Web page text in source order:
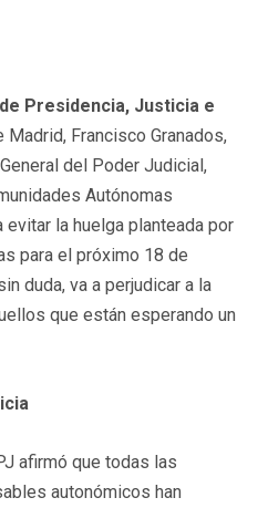
Presidencia, Justicia e
Madrid, Francisco Granados,
del Poder Judicial,
Autónomas
evitar la huelga planteada por
para el próximo 18 de
duda, va a perjudicar a la
que están esperando un
afirmó que todas las
autonómicos han